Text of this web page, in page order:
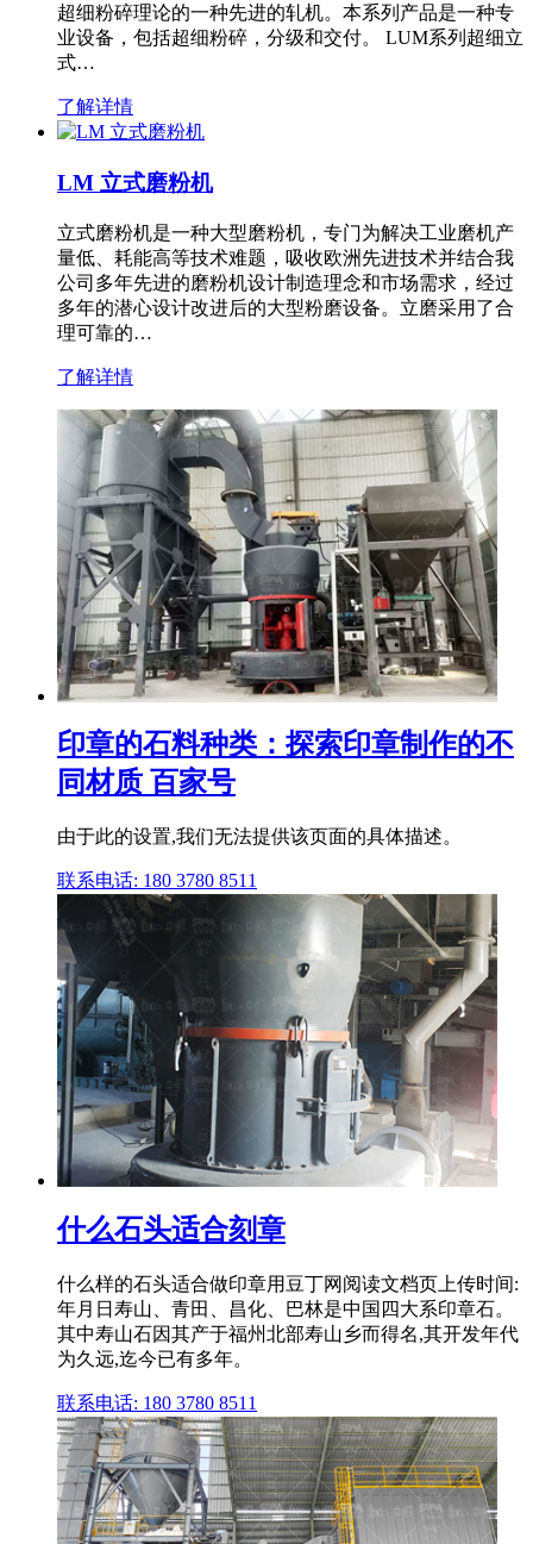
超细粉碎理论的一种先进的轧机。本系列产品是一种专
业设备，包括超细粉碎，分级和交付。 LUM系列超细立
式…
了解详情
LM 立式磨粉机
立式磨粉机是一种大型磨粉机，专门为解决工业磨机产
量低、耗能高等技术难题，吸收欧洲先进技术并结合我
公司多年先进的磨粉机设计制造理念和市场需求，经过
多年的潜心设计改进后的大型粉磨设备。立磨采用了合
理可靠的…
了解详情
印章的石料种类：探索印章制作的不
同材质 百家号
由于此的设置,我们无法提供该页面的具体描述。
联系电话: 180 3780 8511
什么石头适合刻章
什么样的石头适合做印章用豆丁网阅读文档页上传时间:
年月日寿山、青田、昌化、巴林是中国四大系印章石。
其中寿山石因其产于福州北部寿山乡而得名,其开发年代
为久远,迄今已有多年。
联系电话: 180 3780 8511